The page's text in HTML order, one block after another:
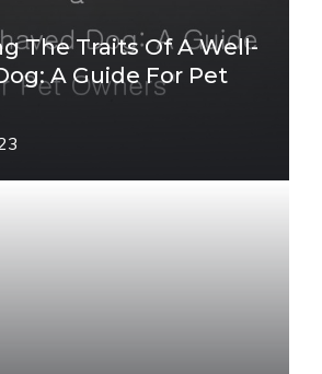
The Traits Of A Well-
A Guide For Pet